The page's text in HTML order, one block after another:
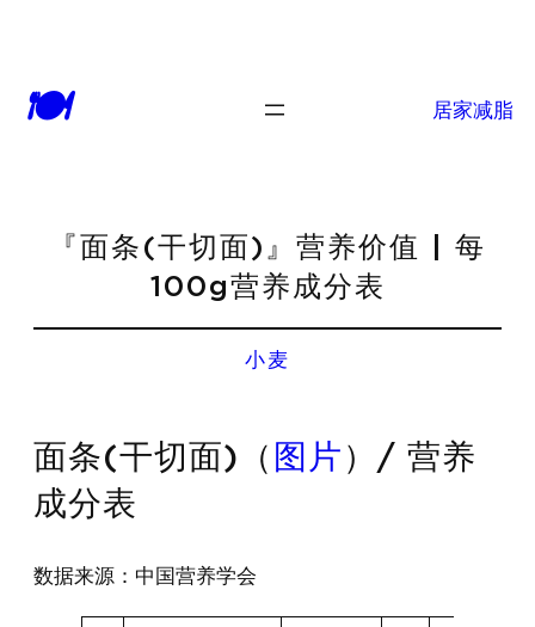
🍽 居家减脂
『面条(干切面)』营养价值 | 每
100g营养成分表
小麦
面条(干切面)（ 图片 ）/ 营养
成分表
数据来源：中国营养学会